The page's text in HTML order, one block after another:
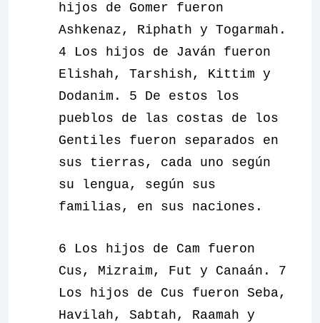
hijos de Gomer fueron
Ashkenaz, Riphath y Togarmah.
4 Los hijos de Javán fueron
Elishah, Tarshish, Kittim y
Dodanim. 5 De estos los
pueblos de las costas de los
Gentiles fueron separados en
sus tierras, cada uno según
su lengua, según sus
familias, en sus naciones.
6 Los hijos de Cam fueron
Cus, Mizraim, Fut y Canaán. 7
Los hijos de Cus fueron Seba,
Havilah, Sabtah, Raamah y